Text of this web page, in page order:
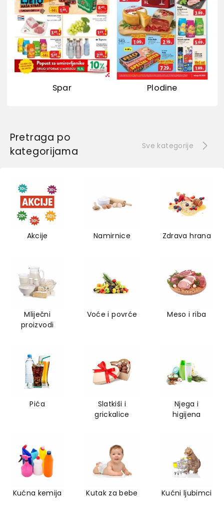
Spar Plodine
Pretraga po
kategorijama
Sve kategorije
Akcije Namirnice Zdrava hrana
Mliječni
proizvodi
Voće i povrće Meso i riba
Pića
Slatkiši i
grickalice
Njega i
higijena
Kućna kemija Kutak za bebe Kućni ljubimci